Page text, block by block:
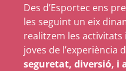
Des d’Esportec ens
les seguint un eix
realitzem les
joves de l’experiència
seguretat, diversió, i